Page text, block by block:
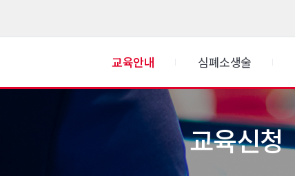
교육안내 심폐소생술
교육신청